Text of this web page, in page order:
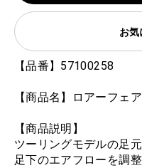
お気
【品番】57100258
【商品名】ロアーフェ
【商品説明】
ツーリングモデルの足
足下のエアフローを調